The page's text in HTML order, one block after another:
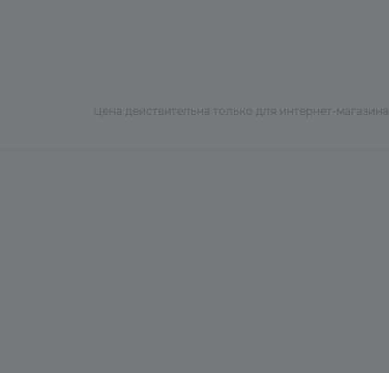
Цена действительна только для интернет-магазина